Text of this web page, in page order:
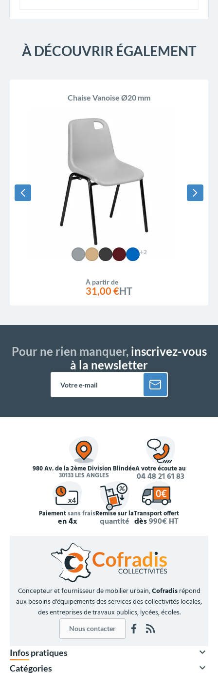
À DÉCOUVRIR ÉGALEMENT
Chaise Vanoise Ø20 mm
+2
À partir de
31,00 €HT
Pour ne rien manquer,inscrivez-vous
à la newsletter
980 Av. de la 2ème Division Blindée
30133 LES ANGLES
À votre écoute au
04 48 21 61 83
Paiementsans frais
en 4x
Remise sur la
quantité
Transport offert
dès990€ HT
Concepteur et fournisseur de mobilier urbain,Cofradisrépond
aux besoins d'équipements des services des collectivités locales,
des entreprises de travaux publics, lycées, écoles.
Nous contacter
Infos pratiques 
Catégories 